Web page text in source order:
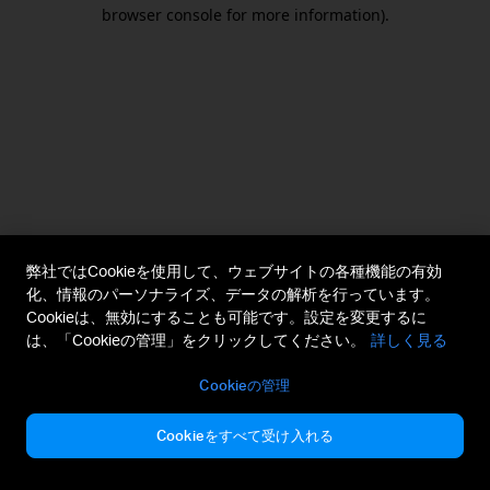
browser console for more information).
弊社ではCookieを使用して、ウェブサイトの各種機能の有効
化、情報のパーソナライズ、データの解析を行っています。
Cookieは、無効にすることも可能です。設定を変更するに
は、「Cookieの管理」をクリックしてください。
詳しく見る
Cookieの管理
Cookieをすべて受け入れる